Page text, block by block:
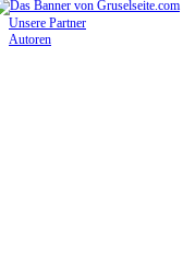
Unsere Partner
Autoren